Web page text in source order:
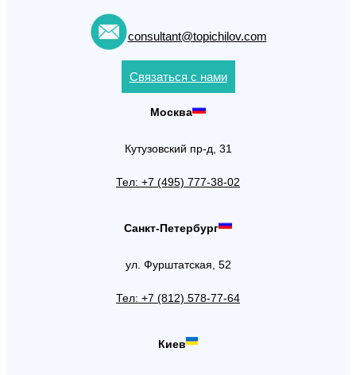
consultant@topichilov.com
Связаться с нами
Москва
Кутузовский пр-д, 31
Тел: +7 (495) 777-38-02
Санкт-Петербург
ул. Фурштатская, 52
Тел: +7 (812) 578-77-64
Киев